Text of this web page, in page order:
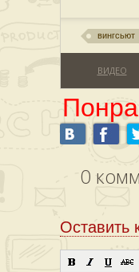
вингсьют
ВИДЕО
0
Оставить